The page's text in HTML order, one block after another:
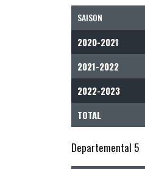
SAISON
2020-2021
2021-2022
2022-2023
TOTAL
Departemental 5